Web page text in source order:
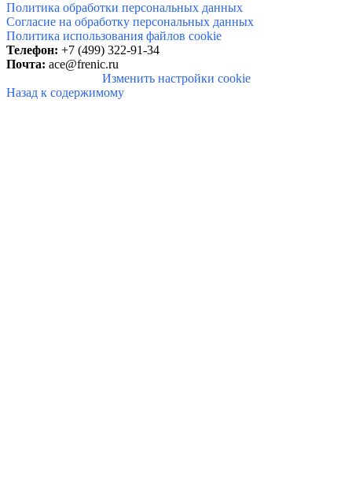
Политика обработки персональных данных
Согласие на обработку персональных данных
Политика использования файлов cookie
Телефон: +7 (499) 322-91-34
Почта: ace@frenic.ru
Изменить настройки cookie
Назад к содержимому